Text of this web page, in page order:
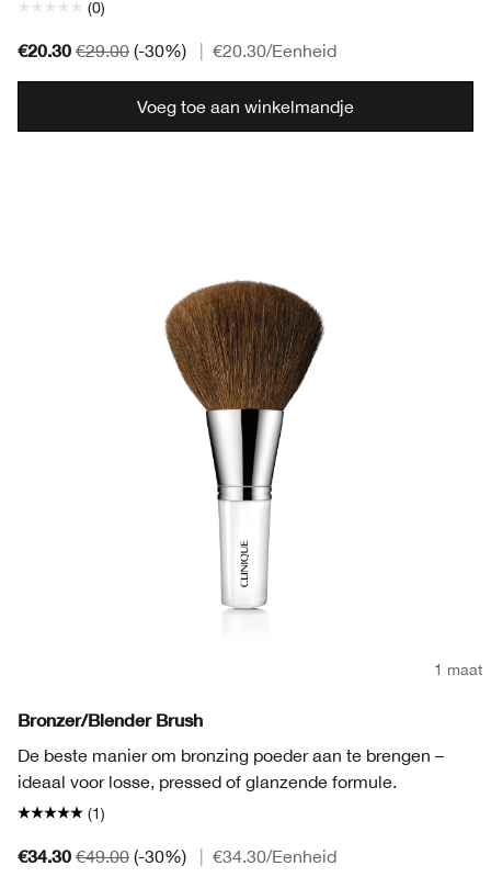
(0)
€20.30 €29.00 (-30%) €20.30/Eenheid
Voeg toe aan winkelmandje
1 maat
Bronzer/Blender Brush
De beste manier om bronzing poeder aan te brengen –
ideaal voor losse, pressed of glanzende formule.
(1)
€34.30 €49.00 (-30%) €34.30/Eenheid